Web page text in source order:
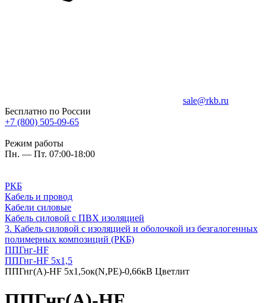
sale@rkb.ru
Бесплатно по России
+7 (800) 505-09-65
Режим работы
Пн. — Пт. 07:00-18:00
РКБ
Кабель и провод
Кабели силовые
Кабель силовой с ПВХ изоляцией
3. Кабель силовой с изоляцией и оболочкой из безгалогенных
полимерных композиций (РКБ)
ППГнг-HF
ППГнг-HF 5х1,5
ППГнг(А)-HF 5х1,5ок(N,PE)-0,66кВ Цветлит